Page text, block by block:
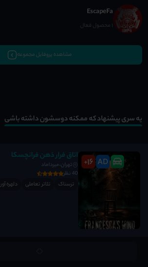
EscapeFa
1 محصول فعال
مشاهده پروفایل مجموعه
یه سری پیشنهاد که ممکنه دوسشون داشته باشی
AD
16
+
اتاق فرار ذهن فرانچسکا
تهران،میرداماد
40 نظر
ترسناک
تئاتر تعاملی دلهره آور